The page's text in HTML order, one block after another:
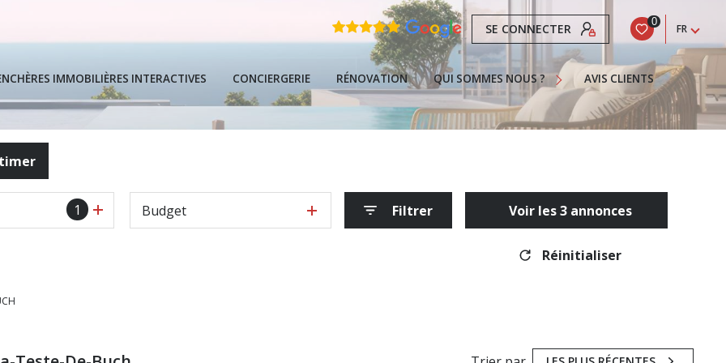
SE CONNECTER 0
FR
IMMOBILIÈRES INTERACTIVES CONCIERGERIE RÉNOVATION QUI SOMMES NOUS ?
Nos Services
Recrutement
La Franchise
Actualités
Guide De L'acheteur
AVIS CLIENTS
1 Budget Filtrer Voir les3 annonces
Réinitialiser